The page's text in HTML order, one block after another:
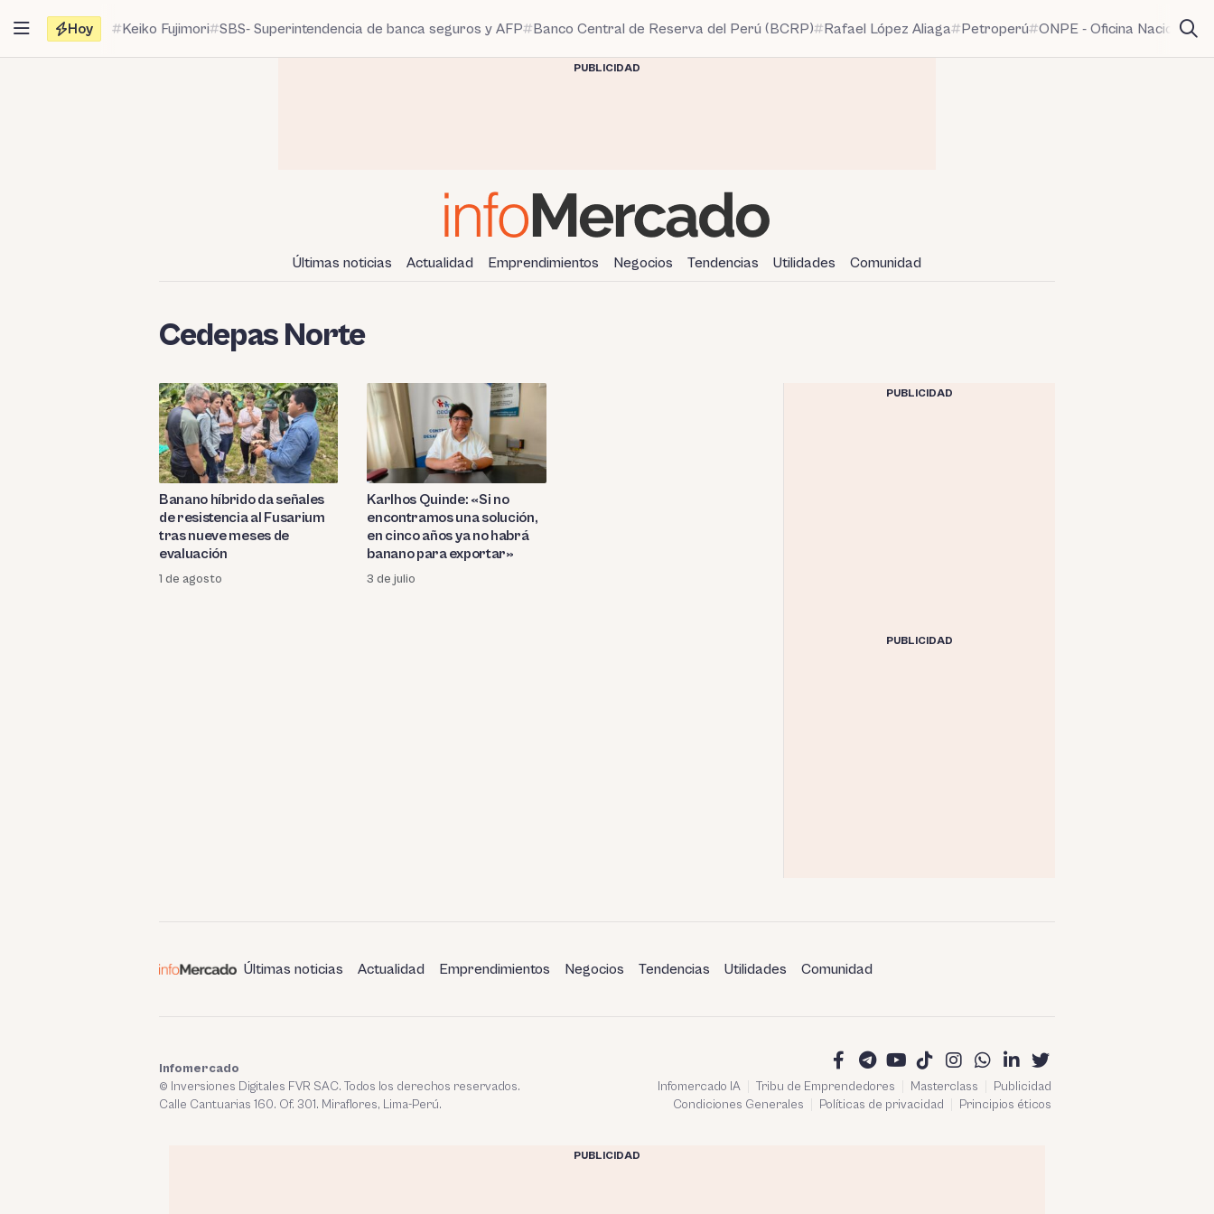
contenido
Hoy Keiko Fujimori SBS- Superintendencia de banca seguros y AFP Banco Central de Reserva del Perú (BCRP) Rafael López Aliaga Petroperú ONPE - Oficina Nacional
PUBLICIDAD
Últimas noticias Actualidad Emprendimientos Negocios Tendencias Utilidades Comunidad
Cedepas Norte
Banano híbrido da señales
de resistencia al Fusarium
tras nueve meses de
evaluación
1 de agosto
Karlhos Quinde: «Si no
encontramos una solución,
en cinco años ya no habrá
banano para exportar»
3 de julio
PUBLICIDAD
PUBLICIDAD
Últimas noticias Actualidad Emprendimientos Negocios Tendencias Utilidades Comunidad
Infomercado IA Tribu de Emprendedores Masterclass
Publicidad
Condiciones Generales
Políticas de privacidad Principios éticos
Infomercado
© Inversiones Digitales FVR SAC. Todos los derechos reservados.
Calle Cantuarias 160. Of. 301. Miraflores, Lima-Perú.
PUBLICIDAD